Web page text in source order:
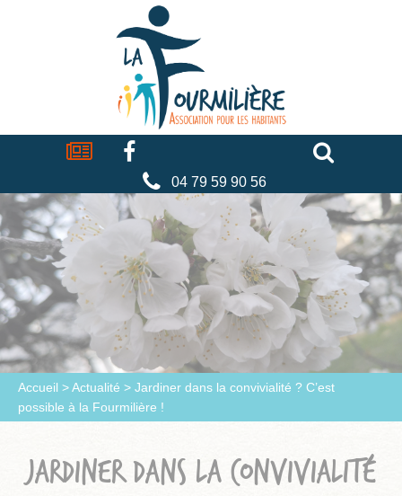
La
fourmilière
Actualités Facebook
04 79 59 90 56
Accueil >Actualité > Jardiner dans la convivialité ? C’est
possible à la Fourmilière !
JARDINER DANS LA CONVIVIALITÉ
Cookies management panel